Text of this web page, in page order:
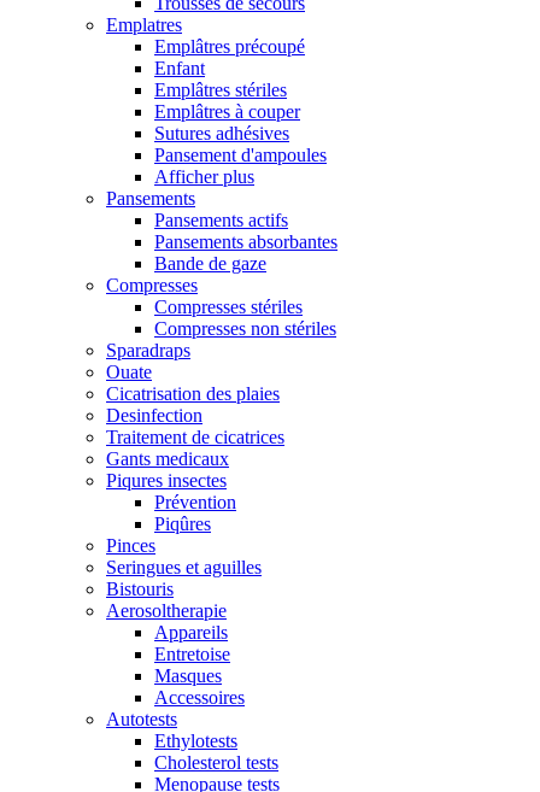
Emplatres
Emplâtres précoupé
Enfant
Emplâtres stériles
Emplâtres à couper
Sutures adhésives
Pansement d'ampoules
Afficher plus
Pansements
Pansements actifs
Pansements absorbantes
Bande de gaze
Compresses
Compresses stériles
Compresses non stériles
Sparadraps
Ouate
Cicatrisation des plaies
Desinfection
Traitement de cicatrices
Gants medicaux
Piqures insectes
Prévention
Piqûres
Pinces
Seringues et aguilles
Bistouris
Aerosoltherapie
Appareils
Entretoise
Masques
Accessoires
Autotests
Ethylotests
Cholesterol tests
Menopause tests